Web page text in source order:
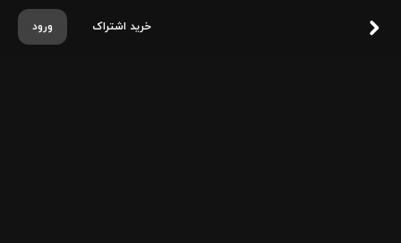
ورود خرید اشتراک